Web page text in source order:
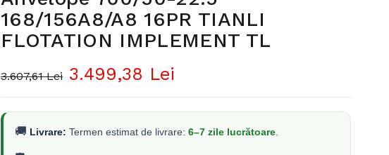
168/156A8/A8 16PR TIANLI
FLOTATION IMPLEMENT TL
3.607,61 Lei 3.499,38 Lei
🚚 Livrare: Termen estimat de livrare: 6–7 zile lucrătoare.